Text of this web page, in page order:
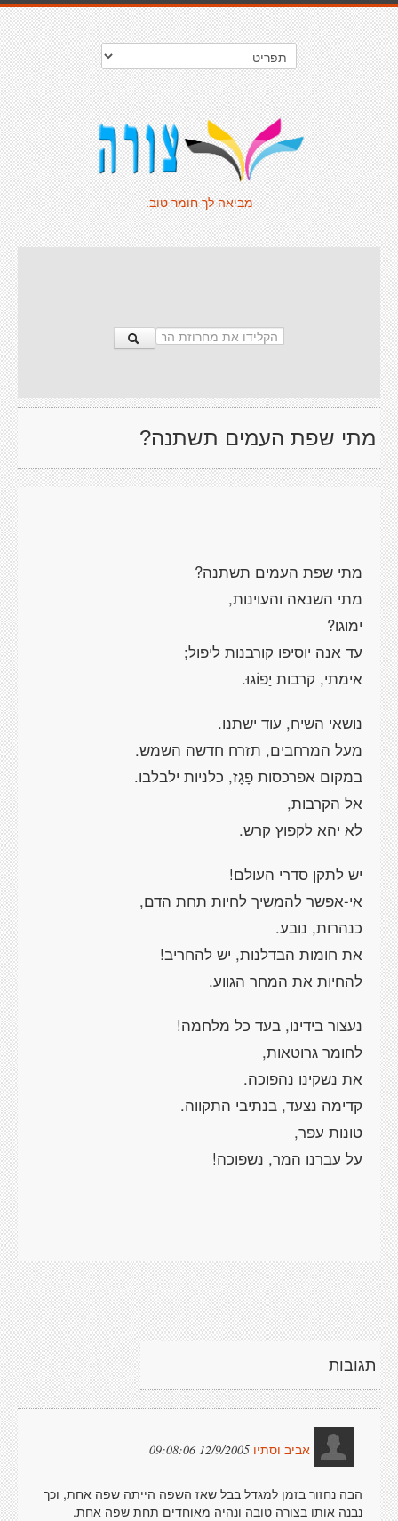
מביאה לך חומר טוב.
מתי שפת העמים תשתנה?
מתי שפת העמים תשתנה?
מתי השנאה והעוינות,
ימוגו?
עד אנה יוסיפו קורבנות ליפול;
אימתי, קרבות יַפוֹגוּ.
נושאי השיח, עוד ישתנו.
מעל המרחבים, תזרח חדשה השמש.
במקום אפרכסות פָגָז, כלניות ילבלבו.
אל הקרבות,
לא יהא לקפוץ קרש.
יש לתקן סדרי העולם!
אי-אפשר להמשיך לחיות תחת הדם,
כנהרות, נובע.
את חומות הבדלנות, יש להחריב!
להחיות את המחר הגווע.
נעצור בידינו, בעד כל מלחמה!
לחומר גרוטאות,
את נשקינו נהפוכה.
קדימה נצעד, בנתיבי התקווה.
טונות עפר,
על עברנו המר, נשפוכה!
תגובות
אביב וסתיו 12/9/2005 09:08:06
הבה נחזור בזמן למגדל בבל שאז השפה הייתה שפה אחת, וכך
נבנה אותו בצורה טובה ונהיה מאוחדים תחת שפה אחת.